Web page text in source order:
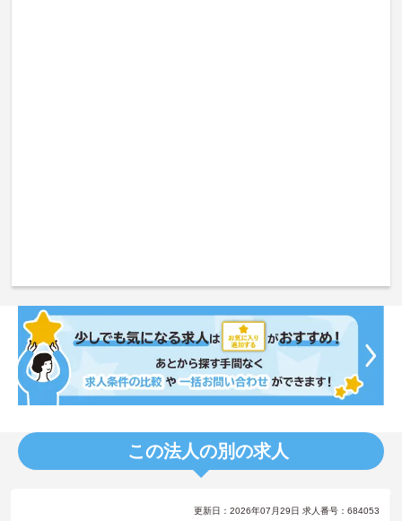
この法人の別の求人
更新日：2026年07月29日 求人番号：684053